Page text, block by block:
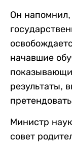
Он напомнил,
начавшие
результаты,
Министр
совет